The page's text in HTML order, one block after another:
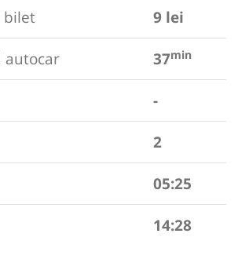
bilet
9 lei
autocar
37min
-
2
05:25
14:28